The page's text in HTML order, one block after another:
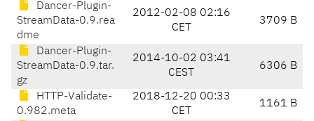
Dancer-Plugin-
StreamData-0.9.rea
dme
2012-02-08 02:16
CET
3709 B
Dancer-Plugin-
StreamData-0.9.tar.
gz
2014-10-02 03:41
CEST
6306 B
HTTP-Validate-
0.982.meta
2018-12-20 00:33
CET
1161 B